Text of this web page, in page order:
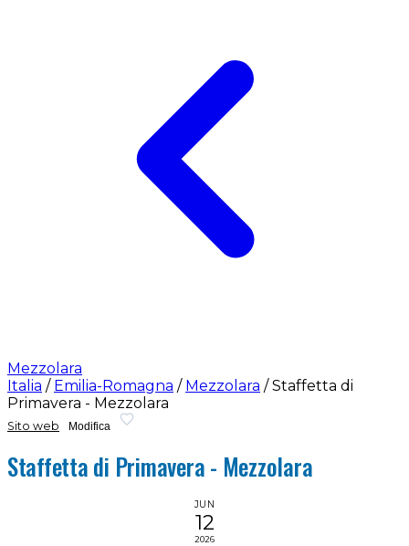
Mezzolara
Italia / Emilia-Romagna / Mezzolara / Staffetta di
Primavera - Mezzolara
Sito web Modifica
Staffetta di Primavera - Mezzolara
JUN
12
2026